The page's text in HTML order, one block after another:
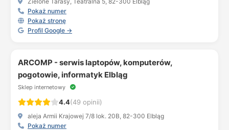
Pokaż numer
Pokaż stronę
Profil Google →
ARCOMP - serwis laptopów, komputerów,
pogotowie, informatyk Elbląg
Sklep internetowy
4.4(49 opinii)
aleja Armii Krajowej 7/8 lok. 20B, 82-300 Elbląg
Pokaż numer